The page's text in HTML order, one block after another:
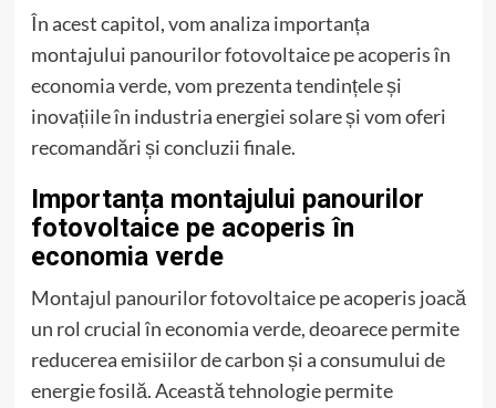
În acest capitol, vom analiza importanța
montajului panourilor fotovoltaice pe acoperis în
economia verde, vom prezenta tendințele și
inovațiile în industria energiei solare și vom oferi
recomandări și concluzii finale.
Importanța montajului panourilor
fotovoltaice pe acoperis în
economia verde
Montajul panourilor fotovoltaice pe acoperis joacă
un rol crucial în economia verde, deoarece permite
reducerea emisiilor de carbon și a consumului de
energie fosilă. Această tehnologie permite